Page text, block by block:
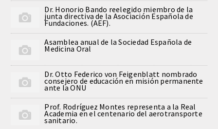
ESTOMATOLOGIA MEDICO-
ODONTOLOGIA CONSERVADORA
ORTOGNATIA
NÚMERO
Dr. Honorio Bando reelegido miembro de la
junta directiva de la Asociación Española de
Fundaciones. (AEF).
Asamblea anual de la Sociedad Española de
Medicina Oral
Dr. Otto Federico von Feigenblatt nombrado
consejero de educación en misión permanente
ante la ONU
Prof. Rodríguez Montes representa a la Real
Academia en el centenario del aerotransporte
sanitario.